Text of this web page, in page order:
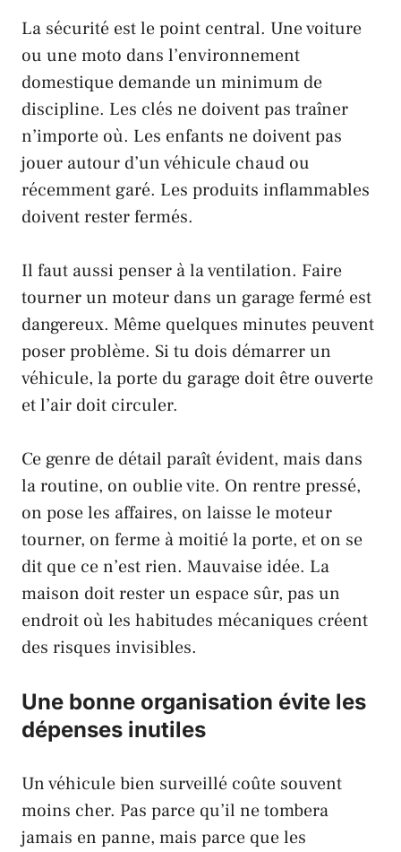
La sécurité est le point central. Une voiture
ou une moto dans l’environnement
domestique demande un minimum de
discipline. Les clés ne doivent pas traîner
n’importe où. Les enfants ne doivent pas
jouer autour d’un véhicule chaud ou
récemment garé. Les produits inflammables
doivent rester fermés.
Il faut aussi penser à la ventilation. Faire
tourner un moteur dans un garage fermé est
dangereux. Même quelques minutes peuvent
poser problème. Si tu dois démarrer un
véhicule, la porte du garage doit être ouverte
et l’air doit circuler.
Ce genre de détail paraît évident, mais dans
la routine, on oublie vite. On rentre pressé,
on pose les affaires, on laisse le moteur
tourner, on ferme à moitié la porte, et on se
dit que ce n’est rien. Mauvaise idée. La
maison doit rester un espace sûr, pas un
endroit où les habitudes mécaniques créent
des risques invisibles.
Une bonne organisation évite les
dépenses inutiles
Un véhicule bien surveillé coûte souvent
moins cher. Pas parce qu’il ne tombera
jamais en panne, mais parce que les